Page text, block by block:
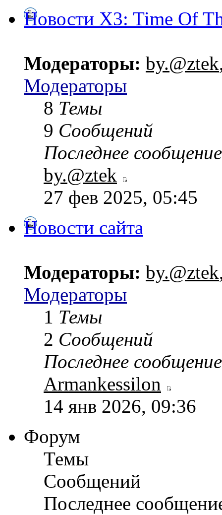
Новости X3: Time Of
Модераторы: by.@ztek
Модераторы
8 Темы
9 Сообщений
Последнее сообщение
by.@ztek
27 фев 2025, 05:45
Новости сайта
Модераторы: by.@ztek
Модераторы
1 Темы
2 Сообщений
Последнее сообщение
Armankessilon
14 янв 2026, 09:36
Форум
Темы
Сообщений
Последнее